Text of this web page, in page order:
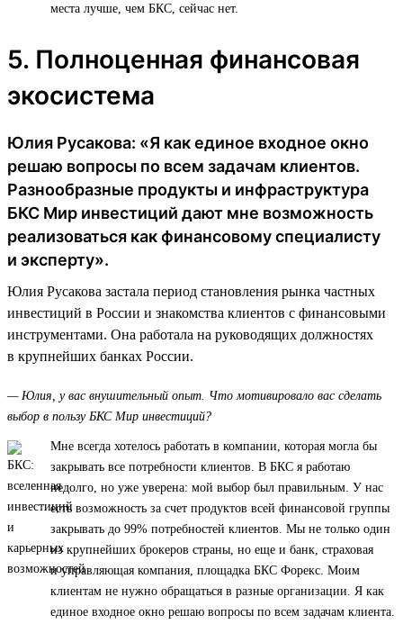
места лучше, чем БКС, сейчас нет.
5. Полноценная финансовая
экосистема
Юлия Русакова: «Я как единое входное окно
решаю вопросы по всем задачам клиентов.
Разнообразные продукты и инфраструктура
БКС Мир инвестиций дают мне возможность
реализоваться как финансовому специалисту
и эксперту».
Юлия Русакова застала период становления рынка частных
инвестиций в России и знакомства клиентов с финансовыми
инструментами. Она работала на руководящих должностях
в крупнейших банках России.
— Юлия, у вас внушительный опыт. Что мотивировало вас сделать
выбор в пользу БКС Мир инвестиций?
Мне всегда хотелось работать в компании, которая могла бы
закрывать все потребности клиентов. В БКС я работаю
недолго, но уже уверена: мой выбор был правильным. У нас
есть возможность за счет продуктов всей финансовой группы
закрывать до 99% потребностей клиентов. Мы не только один
из крупнейших брокеров страны, но еще и банк, страховая
и управляющая компания, площадка БКС Форекс. Моим
клиентам не нужно обращаться в разные организации. Я как
единое входное окно решаю вопросы по всем задачам клиента.